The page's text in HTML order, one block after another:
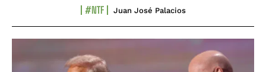
#NTF Juan José Palacios